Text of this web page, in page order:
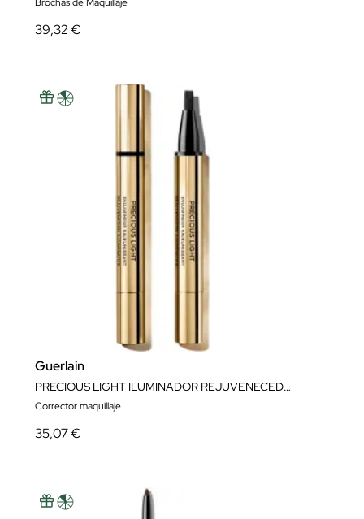
39,32 €
Guerlain
PRECIOUS LIGHT ILUMINADOR REJUVENECEDOR
Corrector maquillaje
35,07 €